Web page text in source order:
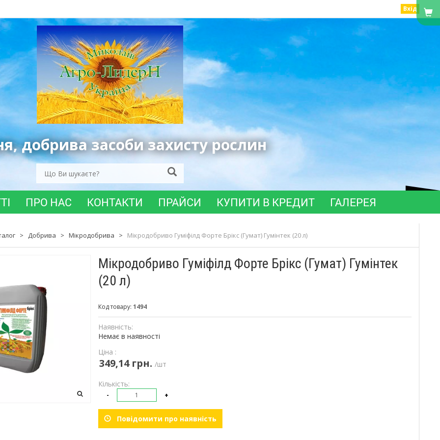
Вхід
добрива засоби захисту рослин
ПРО НАС КОНТАКТИ ПРАЙСИ КУПИТИ В КРЕДИТ ГАЛЕРЕЯ
> Добрива > Мікродобрива > Мікродобриво Гуміфілд Форте Брікс (Гумат) Гумінтек (20 л)
Мікродобриво Гуміфілд Форте Брікс (Гумат) Гумінтек
(20 л)
Код товару: 1494
Наявність:
Немає в наявності
Ціна :
349,14 грн. /шт
Кількість:
- +
Повідомити про наявність